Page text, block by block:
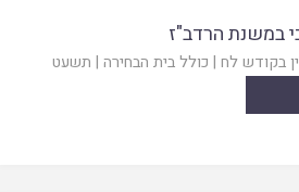
במשנת הרדב"ז
בקודש לח | כולל בית הבחירה | תשעט